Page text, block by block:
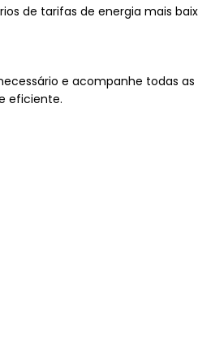
de tarifas de energia mais
e acompanhe todas
eficiente.